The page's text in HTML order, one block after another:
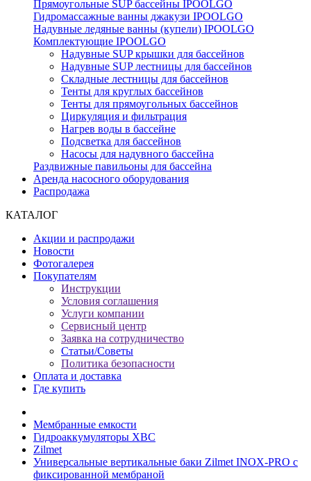
Прямоугольные SUP бассейны IPOOLGO
Гидромассажные ванны джакузи IPOOLGO
Надувные ледяные ванны (купели) IPOOLGO
Комплектующие IPOOLGO
Надувные SUP крышки для бассейнов
Надувные SUP лестницы для бассейнов
Складные лестницы для бассейнов
Тенты для круглых бассейнов
Тенты для прямоугольных бассейнов
Циркуляция и фильтрация
Нагрев воды в бассейне
Подсветка для бассейнов
Насосы для надувного бассейна
Раздвижные павильоны для бассейна
Аренда насосного оборудования
Распродажа
КАТАЛОГ
Акции и распродажи
Новости
Фотогалерея
Покупателям
Инструкции
Условия соглашения
Услуги компании
Сервисный центр
Заявка на сотрудничество
Статьи/Советы
Политика безопасности
Оплата и доставка
Где купить
Мембранные емкости
Гидроаккумуляторы ХВС
Zilmet
Универсальные вертикальные баки Zilmet INOX-PRO с
фиксированной мембраной